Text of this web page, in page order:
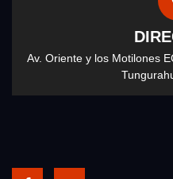
Av. Oriente y los Motilones